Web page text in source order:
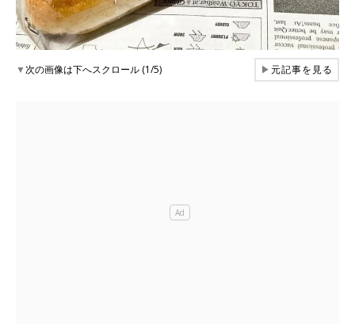
▼次の画像は下へスクロール (1/5) ▶元記事を見る